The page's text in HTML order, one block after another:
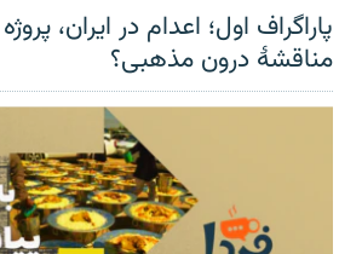
پاراگراف اول؛ اعدام در ایران،
مناقشهٔ درون مذهبی؟